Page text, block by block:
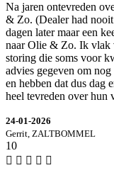
Na jaren ontevreden
& Zo. (Dealer had
dagen later maar een
naar Olie & Zo. Ik vlak
storing die soms voor
advies gegeven om
en hebben dat dus dag
heel tevreden over hun
24-01-2026
Gerrit, ZALTBOMMEL
10